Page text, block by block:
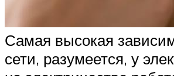
Самая высокая
сети, разумеется, у